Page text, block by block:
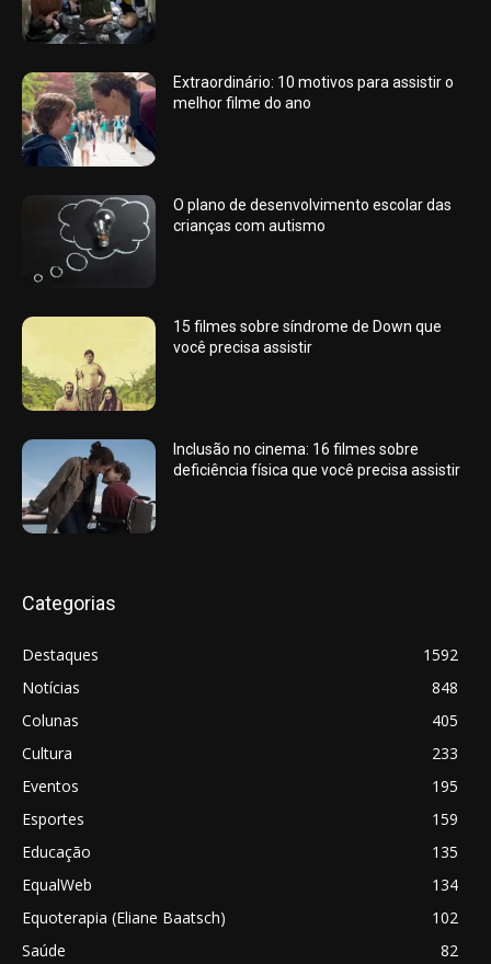
Extraordinário: 10 motivos para assistir o
melhor filme do ano
O plano de desenvolvimento escolar das
crianças com autismo
15 filmes sobre síndrome de Down que
você precisa assistir
Inclusão no cinema: 16 filmes sobre
deficiência física que você precisa assistir
Categorias
Destaques
1592
Notícias
848
Colunas
405
Cultura
233
Eventos
195
Esportes
159
Educação
135
EqualWeb
134
Equoterapia (Eliane Baatsch)
102
Saúde
82